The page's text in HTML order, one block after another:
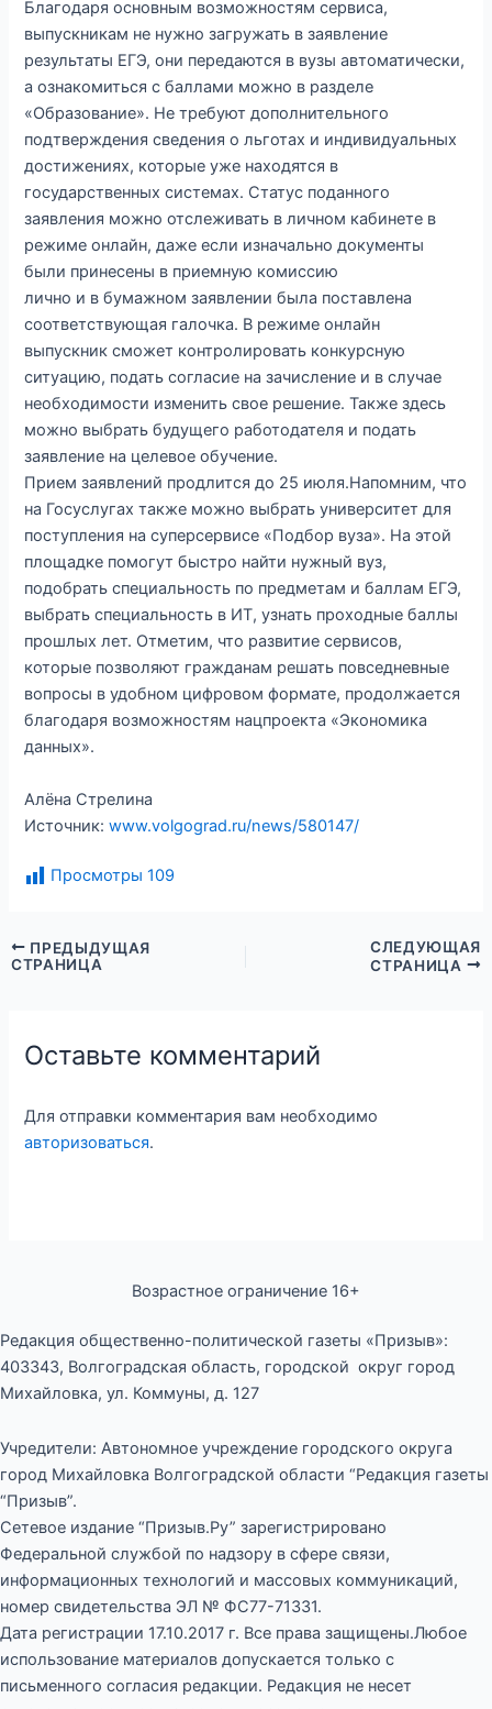
Благодаря основным возможностям сервиса,
выпускникам не нужно загружать в заявление
результаты ЕГЭ, они передаются в вузы автоматически,
а ознакомиться с баллами можно в разделе
«Образование». Не требуют дополнительного
подтверждения сведения о льготах и индивидуальных
достижениях, которые уже находятся в
государственных системах. Статус поданного
заявления можно отслеживать в личном кабинете в
режиме онлайн, даже если изначально документы
были принесены в приемную комиссию
лично и в бумажном заявлении была поставлена
соответствующая галочка. В режиме онлайн
выпускник сможет контролировать конкурсную
ситуацию, подать согласие на зачисление и в случае
необходимости изменить свое решение. Также здесь
можно выбрать будущего работодателя и подать
заявление на целевое обучение.
Прием заявлений продлится до 25 июля.Напомним, что
на Госуслугах также можно выбрать университет для
поступления на суперсервисе «Подбор вуза». На этой
площадке помогут быстро найти нужный вуз,
подобрать специальность по предметам и баллам ЕГЭ,
выбрать специальность в ИТ, узнать проходные баллы
прошлых лет. Отметим, что развитие сервисов,
которые позволяют гражданам решать повседневные
вопросы в удобном цифровом формате, продолжается
благодаря возможностям нацпроекта «Экономика
данных».
Алёна Стрелина
Источник:www.volgograd.ru/news/580147/
Просмотры 109
ПРЕДЫДУЩАЯ
СТРАНИЦА
СЛЕДУЮЩАЯ
СТРАНИЦА
Оставьте комментарий
Для отправки комментария вам необходимо
авторизоваться.
Возрастное ограничение 16+
Редакция общественно-политической газеты «Призыв»:
403343, Волгоградская область, городской округ город
Михайловка, ул. Коммуны, д. 127
Учредители: Автономное учреждение городского округа
город Михайловка Волгоградской области “Редакция газеты
“Призыв”.
Сетевое издание “Призыв.Ру” зарегистрировано
Федеральной службой по надзору в сфере связи,
информационных технологий и массовых коммуникаций,
номер свидетельства ЭЛ № ФС77-71331.
Дата регистрации 17.10.2017 г. Все права защищены.Любое
использование материалов допускается только с
письменного согласия редакции. Редакция не несет